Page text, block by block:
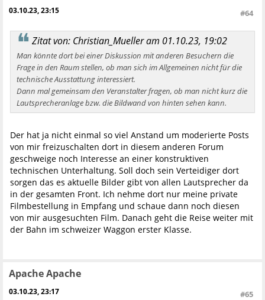
03.10.23, 23:15 #64
Zitat von: Christian_Mueller am 01.10.23, 19:02
Man könnte dort bei einer Diskussion mit anderen Besuchern die
Frage in den Raum stellen, ob man sich im Allgemeinen nicht für die
technische Ausstattung interessiert.
Dann mal gemeinsam den Veranstalter fragen, ob man nicht kurz die
Lautsprecheranlage bzw. die Bildwand von hinten sehen kann.
Der hat ja nicht einmal so viel Anstand um moderierte Posts
von mir freizuschalten dort in diesem anderen Forum
geschweige noch Interesse an einer konstruktiven
technischen Unterhaltung. Soll doch sein Verteidiger dort
sorgen das es aktuelle Bilder gibt von allen Lautsprecher da
in der gesamten Front. Ich nehme dort nur meine private
Filmbestellung in Empfang und schaue dann noch diesen
von mir ausgesuchten Film. Danach geht die Reise weiter mit
der Bahn im schweizer Waggon erster Klasse.
Apache Apache
03.10.23, 23:17 #65